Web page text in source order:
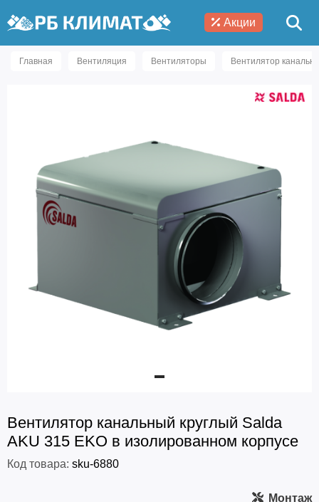
Акции
Главная Вентиляция Вентиляторы Вентилятор
Вентилятор канальный круглый Salda
AKU 315 EKO в изолированном корпусе
Код товара: sku-6880
Монтаж